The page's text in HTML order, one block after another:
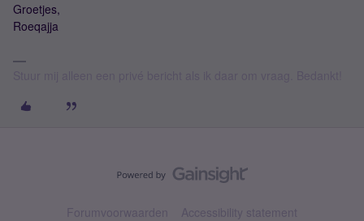
Groetjes,
Roeqajja
Forumvoorwaarden Accessibility statement